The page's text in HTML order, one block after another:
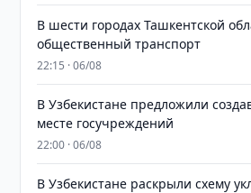
В шести городах Ташкентской
общественный транспорт
22:15 · 06/08
В Узбекистане предложили
месте госучреждений
22:00 · 06/08
В Узбекистане раскрыли схему